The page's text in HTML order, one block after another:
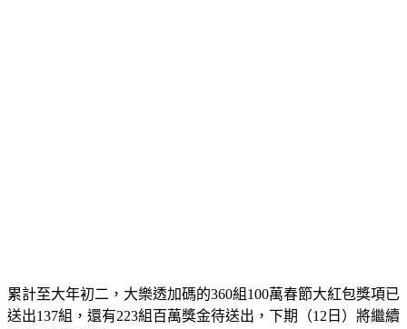
累計至大年初二，大樂透加碼的360組100萬春節大紅包獎項已
送出137組，還有223組百萬獎金待送出，下期（12日）將繼續